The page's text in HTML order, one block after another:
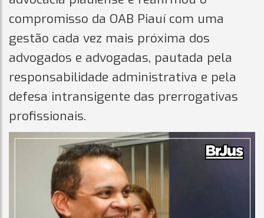
compromisso da OAB Piauí com uma
gestão cada vez mais próxima dos
advogados e advogadas, pautada pela
responsabilidade administrativa e pela
defesa intransigente das prerrogativas
profissionais.